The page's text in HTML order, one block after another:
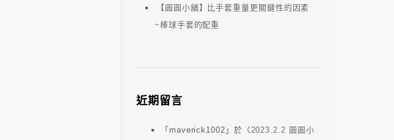
【圓圓小舖】比手套重量更關鍵性的因素
~棒球手套的配重
近期留言
「 maverick1002 」於〈2023.2.2 圓圓小